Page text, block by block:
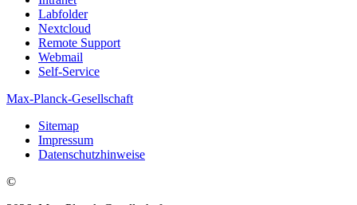
Labfolder
Nextcloud
Remote Support
Webmail
Self-Service
Max-Planck-Gesellschaft
Sitemap
Impressum
Datenschutzhinweise
©